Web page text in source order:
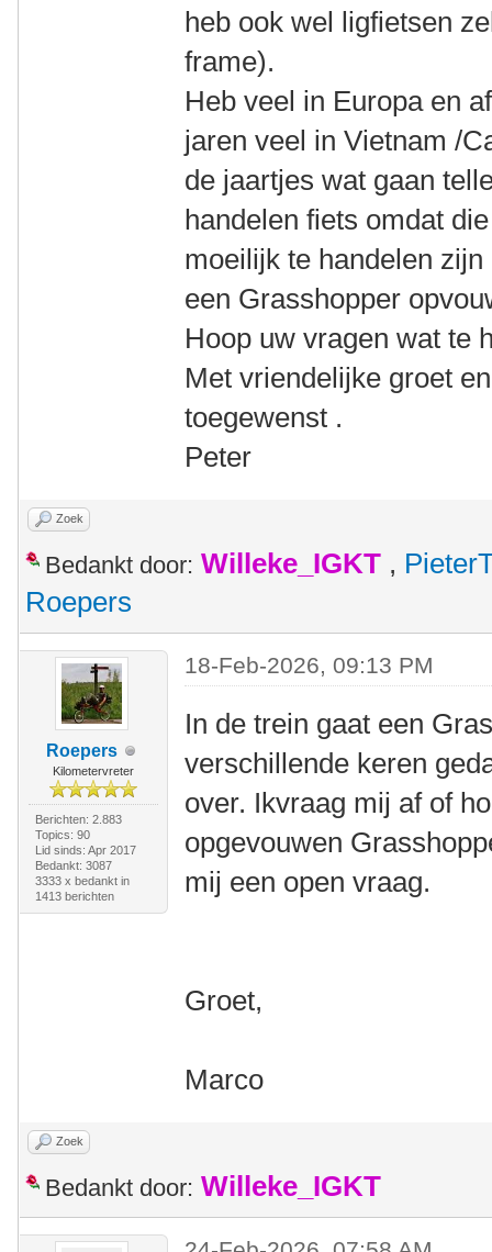
heb ook wel ligfietsen
frame).
Heb veel in Europa en
jaren veel in Vietnam /
de jaartjes wat gaan
handelen fiets omdat
moeilijk te handelen
een Grasshopper
Hoop uw vragen wat te
Met vriendelijke groet
toegewenst .
Peter
Zoek
Bedankt door: Willeke_IGKT ,
Roepers
Roepers
Kilometervreter
Berichten: 2.883
Topics: 90
Lid sinds: Apr 2017
Bedankt: 3087
3333 x bedankt in
1413 berichten
18-Feb-2026, 09:13 PM
In de trein gaat een
verschillende keren
over. Ikvraag mij af of
opgevouwen
mij een open vraag.
Groet,
Marco
Zoek
Bedankt door: Willeke_IGKT